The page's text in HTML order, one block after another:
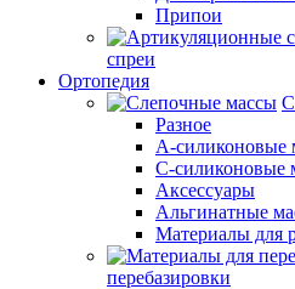
Припои
спреи
Ортопедия
Разное
А-силиконовые
С-силиконовые
Аксессуары
Альгинатные
Материалы для
перебазировки